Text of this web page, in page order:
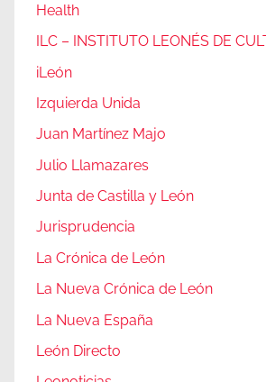
Health
ILC – INSTITUTO LEONÉS DE
iLeón
Izquierda Unida
Juan Martínez Majo
Julio Llamazares
Junta de Castilla y León
Jurisprudencia
La Crónica de León
La Nueva Crónica de León
La Nueva España
León Directo